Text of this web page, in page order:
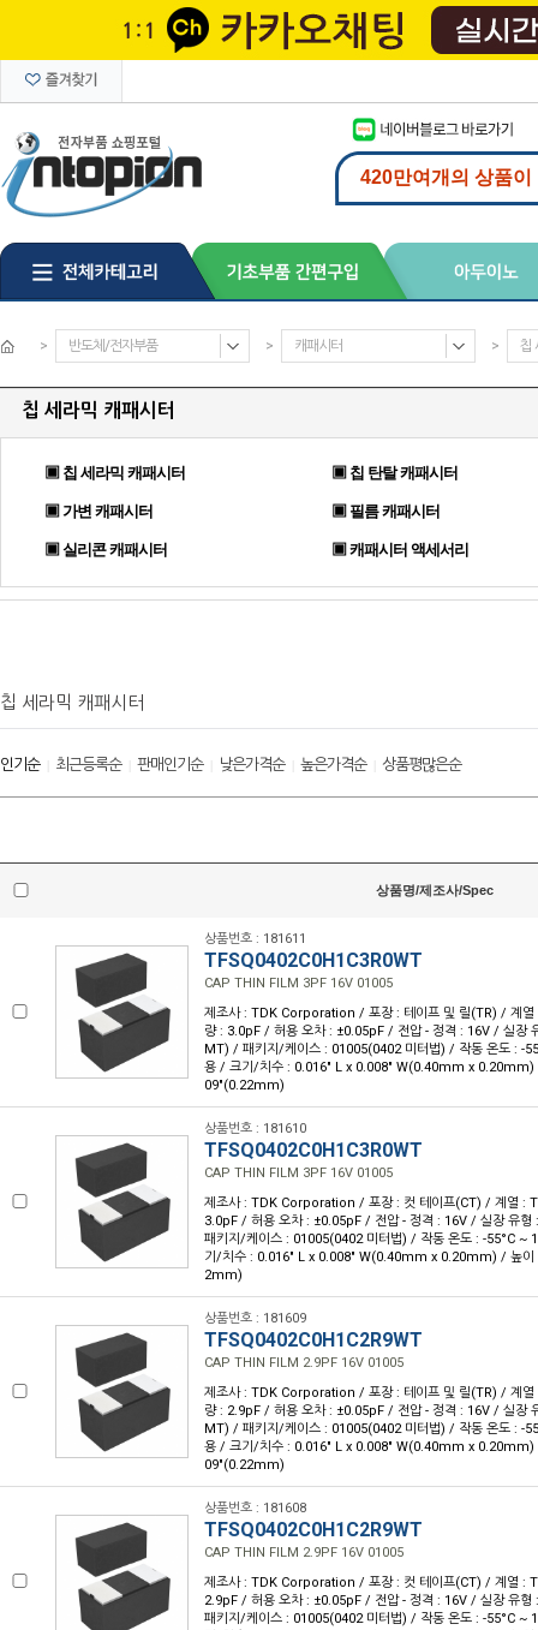
> 반도체/전자부품 > 캐패시터 > 칩
칩 세라믹 캐패시터
▣ 칩 세라믹 캐패시터 ▣ 칩 탄탈 캐패시터
▣ 가변 캐패시터 ▣ 필름 캐패시터
▣ 실리콘 캐패시터 ▣ 캐패시터 액세서리
칩 세라믹 캐패시터
인기순| 최근등록순| 판매인기순| 낮은가격순| 높은가격순| 상품평많은순
상품명/제조사/Spec
상품번호 : 181611
TFSQ0402C0H1C3R0WT
CAP THIN FILM 3PF 16V 01005
제조사 : TDK Corporation / 포장 : 테이프 및 릴(TR) / 계
량 : 3.0pF / 허용 오차 : ±0.05pF / 전압 - 정격 : 16V / 실장
MT) / 패키지/케이스 : 01005(0402 미터법) / 작동 온도 : -
용 / 크기/치수 : 0.016" L x 0.008" W(0.40mm x 0.20mm)
09"(0.22mm)
상품번호 : 181610
TFSQ0402C0H1C3R0WT
CAP THIN FILM 3PF 16V 01005
제조사 : TDK Corporation / 포장 : 컷 테이프(CT) / 계열 :
3.0pF / 허용 오차 : ±0.05pF / 전압 - 정격 : 16V / 실장 유
패키지/케이스 : 01005(0402 미터법) / 작동 온도 : -55°C ~
기/치수 : 0.016" L x 0.008" W(0.40mm x 0.20mm) / 높이
2mm)
상품번호 : 181609
TFSQ0402C0H1C2R9WT
CAP THIN FILM 2.9PF 16V 01005
제조사 : TDK Corporation / 포장 : 테이프 및 릴(TR) / 계
량 : 2.9pF / 허용 오차 : ±0.05pF / 전압 - 정격 : 16V / 실장
MT) / 패키지/케이스 : 01005(0402 미터법) / 작동 온도 : -
용 / 크기/치수 : 0.016" L x 0.008" W(0.40mm x 0.20mm)
09"(0.22mm)
상품번호 : 181608
TFSQ0402C0H1C2R9WT
CAP THIN FILM 2.9PF 16V 01005
제조사 : TDK Corporation / 포장 : 컷 테이프(CT) / 계열 :
2.9pF / 허용 오차 : ±0.05pF / 전압 - 정격 : 16V / 실장 유
패키지/케이스 : 01005(0402 미터법) / 작동 온도 : -55°C ~